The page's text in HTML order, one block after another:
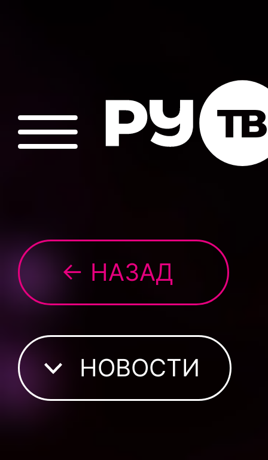
← НАЗАД
НОВОСТИ